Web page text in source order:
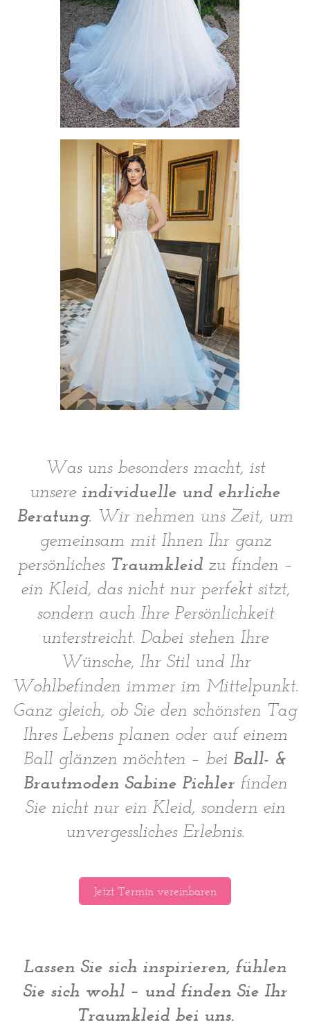
Was uns besonders macht, ist
unsere individuelle und ehrliche
Beratung. Wir nehmen uns Zeit, um
gemeinsam mit Ihnen Ihr ganz
persönliches Traumkleidzu finden –
ein Kleid, das nicht nur perfekt sitzt,
sondern auch Ihre Persönlichkeit
unterstreicht. Dabei stehen Ihre
Wünsche, Ihr Stil und Ihr
Wohlbefinden immer im Mittelpunkt.
Ganz gleich, ob Sie den schönsten Tag
Ihres Lebens planen oder auf einem
Ball glänzen möchten – bei Ball- &
Brautmoden Sabine Pichlerfinden
Sie nicht nur ein Kleid, sondern ein
unvergessliches Erlebnis.
Jetzt Termin vereinbaren
Lassen Sie sich inspirieren, fühlen
Sie sich wohl – und finden Sie Ihr
Traumkleid bei uns.